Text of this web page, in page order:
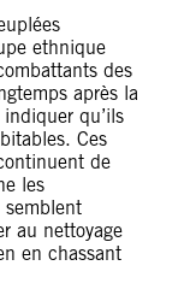
ethnique
des
après la
qu’ils
Ces
de
les
semblent
au nettoyage
en chassant